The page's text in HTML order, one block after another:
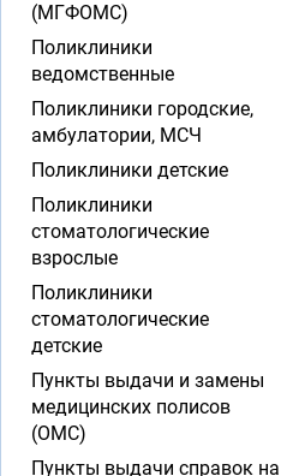
(МГФОМС)
Поликлиники
ведомственные
Поликлиники городские,
амбулатории, МСЧ
Поликлиники детские
Поликлиники
стоматологические
взрослые
Поликлиники
стоматологические
детские
Пункты выдачи и замены
медицинских полисов
(ОМС)
Пункты выдачи справок на